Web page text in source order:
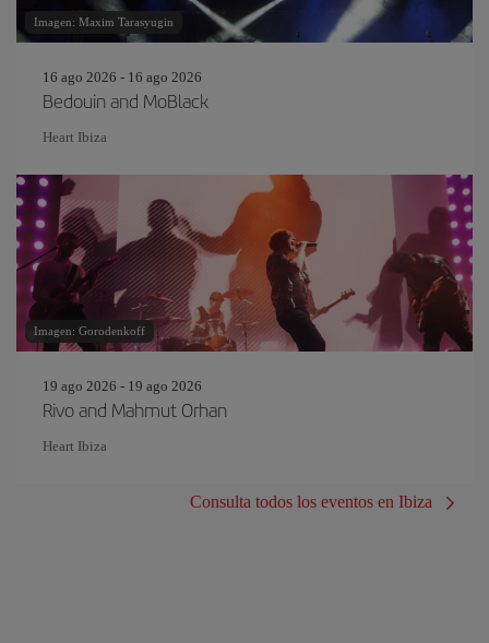
Imagen: Maxim Tarasyugin
16 ago 2026 - 16 ago 2026
Bedouin and MoBlack
Heart Ibiza
Imagen: Gorodenkoff
19 ago 2026 - 19 ago 2026
Rivo and Mahmut Orhan
Heart Ibiza
Consulta todos los eventos en Ibiza